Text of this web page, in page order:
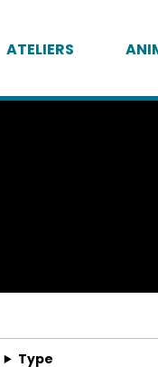
ATELIERS
Type